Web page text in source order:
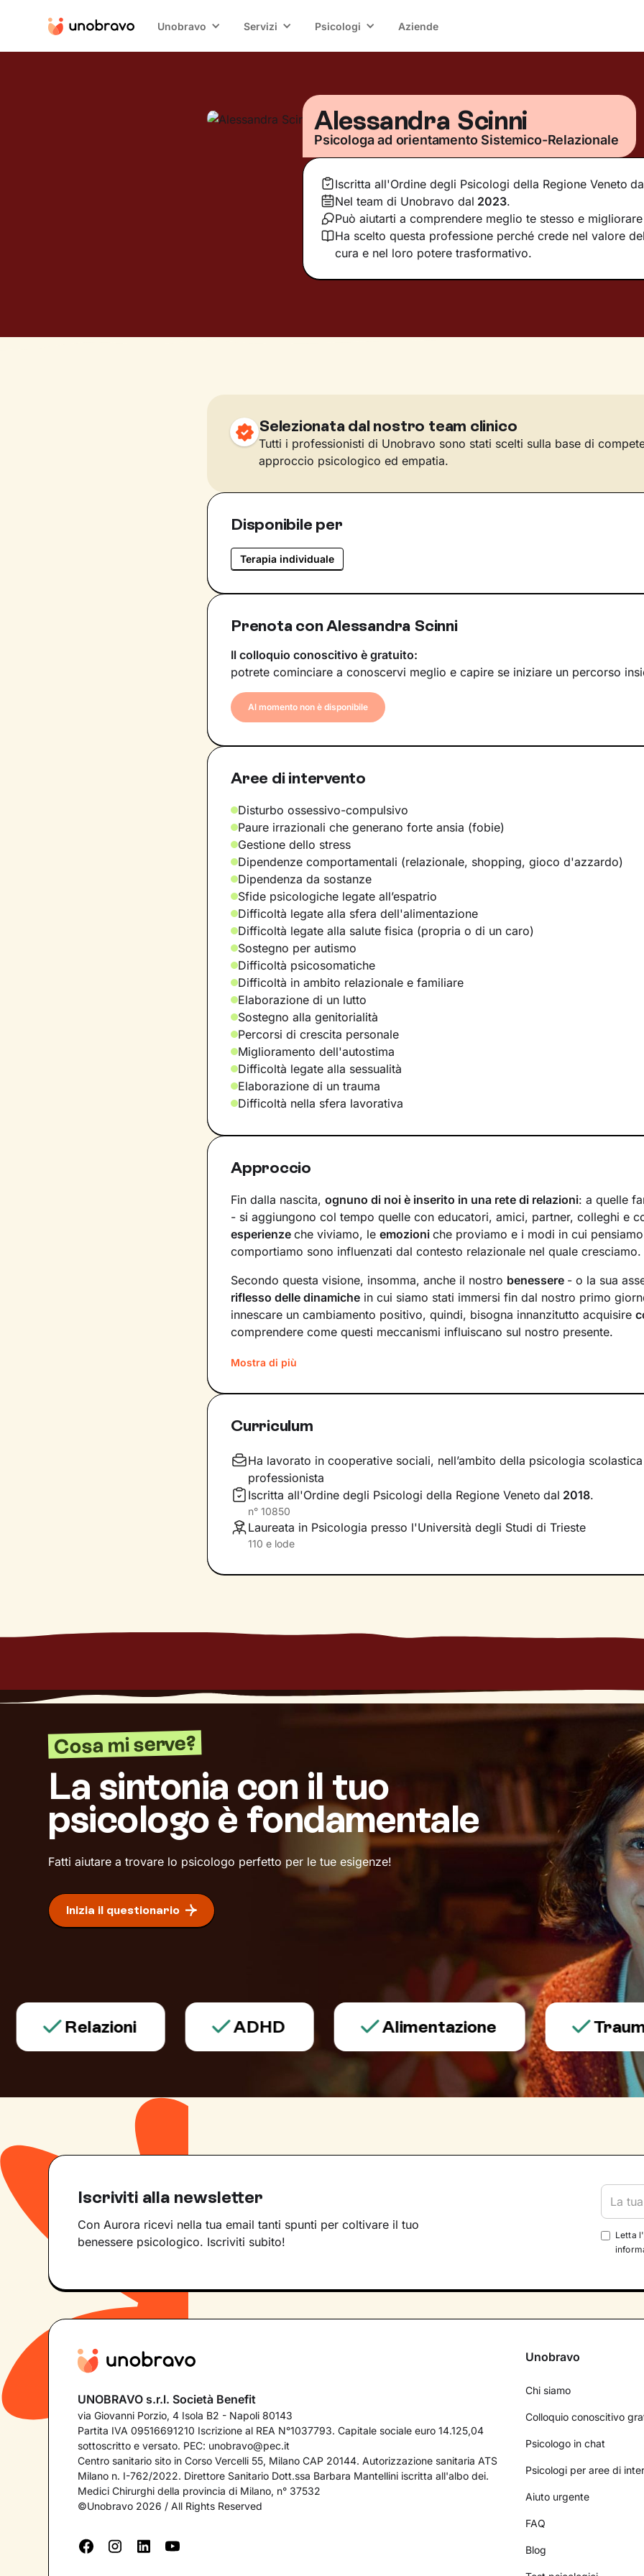
Unobravo Servizi Psicologi Aziende
Alessandra Scinni
Psicologa ad orientamento Sistemico-Relazionale
Iscritta all'Ordine degli Psicologi della Regione Veneto
Nel team di Unobravo dal 2023.
Può aiutarti a comprendere meglio te stesso e
Ha scelto questa professione perché crede nel valore
cura e nel loro potere trasformativo.
Selezionata dal nostro team clinico
Tutti i professionisti di Unobravo sono stati scelti sulla base di
approccio psicologico ed empatia.
Disponibile per
Terapia individuale
Prenota con Alessandra Scinni
Il colloquio conoscitivo è gratuito:
potrete cominciare a conoscervi meglio e capire se iniziare un percorso
Al momento non è disponibile
Aree di intervento
Disturbo ossessivo-compulsivo
Paure irrazionali che generano forte ansia (fobie)
Gestione dello stress
Dipendenze comportamentali (relazionale, shopping, gioco d'azzardo)
Dipendenza da sostanze
Sfide psicologiche legate all’espatrio
Difficoltà legate alla sfera dell'alimentazione
Difficoltà legate alla salute fisica (propria o di un caro)
Sostegno per autismo
Difficoltà psicosomatiche
Difficoltà in ambito relazionale e familiare
Elaborazione di un lutto
Sostegno alla genitorialità
Percorsi di crescita personale
Miglioramento dell'autostima
Difficoltà legate alla sessualità
Elaborazione di un trauma
Difficoltà nella sfera lavorativa
Approccio
Fin dalla nascita, ognuno di noi è inserito in una rete di relazioni: a quelle
- si aggiungono col tempo quelle con educatori, amici, partner, colleghi e
esperienze che viviamo, le emozioni che proviamo e i modi in cui
comportiamo sono influenzati dal contesto relazionale nel quale cresciamo.
Secondo questa visione, insomma, anche il nostro benessere - o la sua
riflesso delle dinamiche in cui siamo stati immersi fin dal nostro primo
innescare un cambiamento positivo, quindi, bisogna innanzitutto acquisire
comprendere come questi meccanismi influiscano sul nostro presente.
I nostri incontri saranno un luogo sicuro in cui potrai
significati agli eventi della tua vita, passati e attuali, e di riscoprire
generale, sull’acquisizione di modalità di pensiero e comportamento utili a
livello di benessere sempre maggiore
Mostra di più
Curriculum
Ha lavorato in cooperative sociali, nell’ambito della psicologia
professionista
Iscritta all'Ordine degli Psicologi della Regione Veneto dal 2018.
n° 10850
Laureata in Psicologia presso l'Università degli Studi di Trieste
110 e lode
Cosa mi serve?
La sintonia con il tuo
psicologo è fondamentale
Fatti aiutare a trovare lo psicologo perfetto per le tue esigenze!
Inizia il questionario
Relazioni ADHD Alimentazione Trauma e
Iscriviti alla newsletter
Con Aurora ricevi nella tua email tanti spunti per coltivare il tuo
benessere psicologico. Iscriviti subito!
Letta l'
UNOBRAVO s.r.l. Società Benefit
via Giovanni Porzio, 4 Isola B2 - Napoli 80143
Partita IVA 09516691210 Iscrizione al REA N°1037793. Capitale sociale euro 14.125,04
sottoscritto e versato. PEC: unobravo@pec.it
Centro sanitario sito in Corso Vercelli 55, Milano CAP 20144. Autorizzazione sanitaria ATS
Milano n. I-762/2022. Direttore Sanitario Dott.ssa Barbara Mantellini iscritta all'albo dei.
Medici Chirurghi della provincia di Milano, n° 37532
©Unobravo 2026 / All Rights Reserved
Unobravo
Chi siamo
Colloquio conoscitivo
Psicologo in chat
Psicologi per aree di
Aiuto urgente
FAQ
Blog